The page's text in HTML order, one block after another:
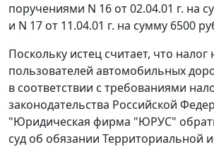
поручениями N 16 от 02.04.01 г. на
и N 17 от 11.04.01 г. на сумму 6500
Поскольку истец считает, что налог
пользователей автомобильных
в соответствии с требованиями
законодательства Российской
"Юридическая фирма "ЮРУС"
суд об обязании Территориальной